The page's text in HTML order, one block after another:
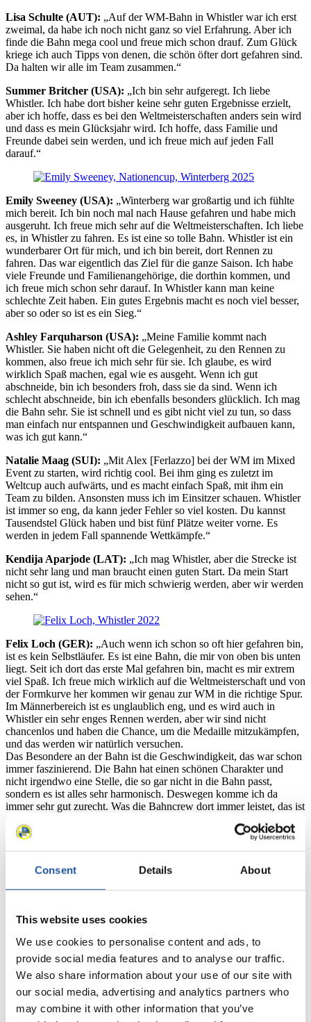
Consent Details About
This website uses cookies
We use cookies to personalise content and ads, to
provide social media features and to analyse our traffic.
We also share information about your use of our site with
our social media, advertising and analytics partners who
may combine it with other information that you’ve
Lisa Schulte (AUT): „Auf der WM-Bahn in Whistler war ich erst
zweimal, da habe ich noch nicht ganz so viel Erfahrung. Aber ich
finde die Bahn mega cool und freue mich schon drauf. Zum Glück
kriege ich auch Tipps von denen, die schön öfter dort gefahren sind.
Da halten wir alle im Team zusammen.“
Summer Britcher (USA): „Ich bin sehr aufgeregt. Ich liebe
Whistler. Ich habe dort bisher keine sehr guten Ergebnisse erzielt,
aber ich hoffe, dass es bei den Weltmeisterschaften anders sein wird
und dass es mein Glücksjahr wird. Ich hoffe, dass Familie und
Freunde dabei sein werden, und ich freue mich auf jeden Fall
darauf.“
Emily Sweeney (USA): „Winterberg war großartig und ich fühlte
mich bereit. Ich bin noch mal nach Hause gefahren und habe mich
ausgeruht. Ich freue mich sehr auf die Weltmeisterschaften. Ich liebe
es, in Whistler zu fahren. Es ist eine so tolle Bahn. Whistler ist ein
wunderbarer Ort für mich, und ich bin bereit, dort Rennen zu
fahren. Das war eigentlich das Ziel für die ganze Saison. Ich habe
viele Freunde und Familienangehörige, die dorthin kommen, und
ich freue mich schon sehr darauf. In Whistler kann man keine
schlechte Zeit haben. Ein gutes Ergebnis macht es noch viel besser,
aber so oder so ist es ein Sieg.“
Ashley Farquharson (USA): „Meine Familie kommt nach
Whistler. Sie haben nicht oft die Gelegenheit, zu den Rennen zu
kommen, also freue ich mich sehr für sie. Ich glaube, es wird
wirklich Spaß machen, egal wie es ausgeht. Wenn ich gut
abschneide, bin ich besonders froh, dass sie da sind. Wenn ich
schlecht abschneide, bin ich ebenfalls besonders glücklich. Ich mag
die Bahn sehr. Sie ist schnell und es gibt nicht viel zu tun, so dass
man einfach nur entspannen und Geschwindigkeit aufbauen kann,
was ich gut kann.“
Natalie Maag (SUI): „Mit Alex [Ferlazzo] bei der WM im Mixed
Event zu starten, wird richtig cool. Bei ihm ging es zuletzt im
Weltcup auch aufwärts, und es macht einfach Spaß, mit ihm ein
Team zu bilden. Ansonsten muss ich im Einsitzer schauen. Whistler
ist immer so eng, da kann jeder Fehler so viel kosten. Du kannst
Tausendstel Glück haben und bist fünf Plätze weiter vorne. Es
werden in jedem Fall spannende Wettkämpfe.“
Kendija Aparjode (LAT): „Ich mag Whistler, aber die Strecke ist
nicht sehr lang und man braucht einen guten Start. Da mein Start
nicht so gut ist, wird es für mich schwierig werden, aber wir werden
sehen.“
Felix Loch (GER): „Auch wenn ich schon so oft hier gefahren bin,
ist es kein Selbstläufer. Es ist eine Bahn, die mir von oben bis unten
liegt. Seit ich dort das erste Mal gefahren bin, macht es mir extrem
viel Spaß. Ich freue mich wirklich auf die Weltmeisterschaft und von
der Formkurve her kommen wir genau zur WM in die richtige Spur.
Im Männerbereich ist es unglaublich eng, und es wird auch in
Whistler ein sehr enges Rennen werden, aber wir sind nicht
chancenlos und haben die Chance, um die Medaille mitzukämpfen,
und das werden wir natürlich versuchen.
Das Besondere an der Bahn ist die Geschwindigkeit, das war schon
immer faszinierend. Die Bahn hat einen schönen Charakter und
nicht irgendwo eine Stelle, die so gar nicht in die Bahn passt,
sondern es ist alles sehr harmonisch. Deswegen komme ich da
immer sehr gut zurecht. Was die Bahncrew dort immer leistet, das ist
wirklich aller Ehren wert. Es sind fast immer perfekte Bedingungen,
und da macht es natürlich Spaß, dort zu fahren.“
Armin Zöggeler (Sportdirektor und zweifacher Olympiasieger,
„Ich habe mir über diese ewige WM-Statistik gar keine
sein sollte, dass er eine Medaille gewinnt und mich überholt.“
Max Langenhan (GER):„Whistler ist eine Bahn, die mir gut liegt.
Trainingsläufe, und nach den letzten Jahren dort bin ich sehr positiv
gestimmt. Die größte Schwierigkeit ist das ganz genaue Fahren.
Man darf sich keine Fehler erlauben, weil es alles im
Hochgeschwindigkeitsbereich liegt, und jeder Fehler gleich zwei,
drei Hundertstel kostet. Deshalb ist es wichtig, am flachen Start gut
loszukommen, ganz sauber und ohne zu rutschen zu fahren. Ich
denke, wer die wenigsten Fehler macht, gewinnt dort das Rennen.“